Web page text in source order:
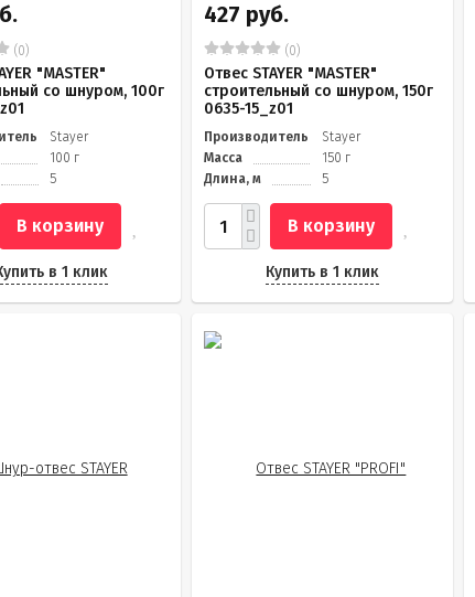
(0)
"MASTER"
со шнуром, 100г
Stayer
100 г
5
В корзину
в 1 клик
427 руб.
(0)
Отвес STAYER "MASTER"
строительный со шнуром, 150г
0635-15_z01
Производитель
Stayer
Масса
150 г
Длина, м
5
В корзину
Купить в 1 клик